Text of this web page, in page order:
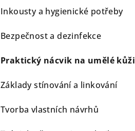
Inkousty a hygienické potřeby
Bezpečnost a dezinfekce
Praktický nácvik na umělé kůži
Základy stínování a linkování
Tvorba vlastních návrhů